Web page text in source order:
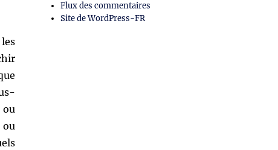
Flux des commentaires
Site de WordPress-FR